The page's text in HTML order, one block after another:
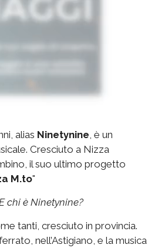
alias Ninetynine , è un
Cresciuto a Nizza
il suo ultimo progetto
M.to"
chi è Ninetynine?
tanti, cresciuto in provincia.
nell’Astigiano, e la musica